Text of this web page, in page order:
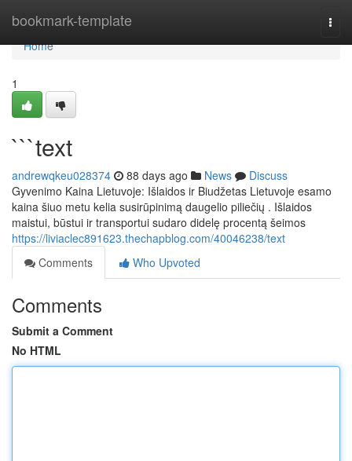
bookmark-template
Home
Home
1
```text
andrewqkeu028374 88 days ago News
Discuss
Gyvenimo Kaina Lietuvoje: Išlaidos ir Biudžetas Lietuvoje esamo
kaina šiuo metu kelia susirūpinimą daugelio piliečių . Išlaidos
maistui, būstui ir transportui sudaro didelę procentą šeimos
https://liviaclec891623.thechapblog.com/40046238/text
Comments
Who Upvoted
Comments
Submit a Comment
No HTML